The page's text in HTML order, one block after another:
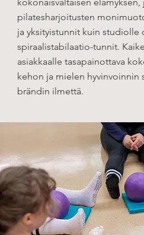
pilatesharjoitusten
ja yksityistunnit kuin studiolle
spiraalistabilaatio-tunnit.
asiakkaalle tasapainottava
kehon ja mielen hyvinvoinnin
brändin ilmettä.